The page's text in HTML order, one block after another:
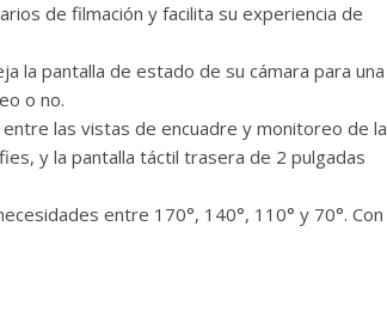
de filmación y facilita su experiencia de
la pantalla de estado de su cámara para una
o no.
entre las vistas de encuadre y monitoreo de la
y la pantalla táctil trasera de 2 pulgadas
entre 170°, 140°, 110° y 70°. Con